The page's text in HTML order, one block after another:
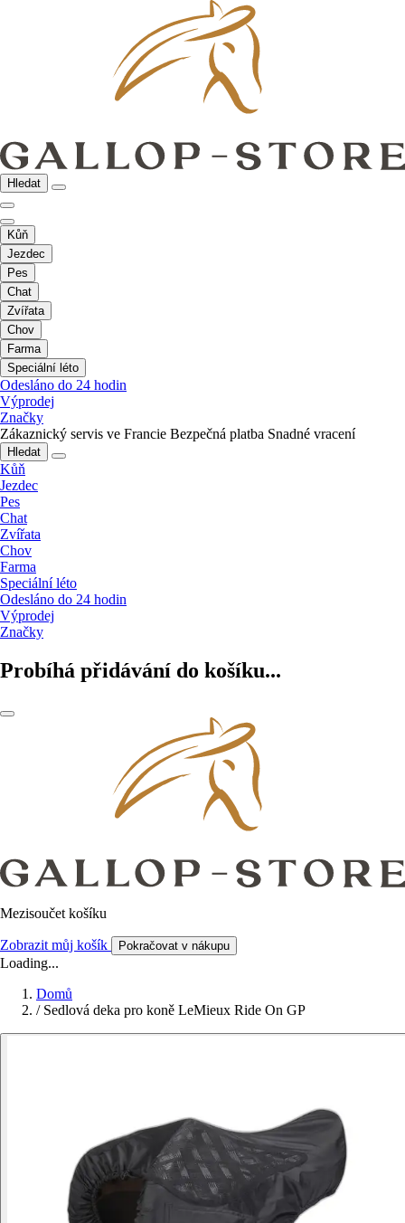
Hledat
Kůň
Jezdec
Pes
Chat
Zvířata
Chov
Farma
Speciální léto
Odesláno do 24 hodin
Výprodej
Značky
Zákaznický servis ve Francie Bezpečná platba Snadné vracení
Hledat
Kůň
Jezdec
Pes
Chat
Zvířata
Chov
Farma
Speciální léto
Odesláno do 24 hodin
Výprodej
Značky
Probíhá přidávání do košíku...
Mezisoučet košíku
Zobrazit můj košík Pokračovat v nákupu
Loading...
Domů
/ Sedlová deka pro koně LeMieux Ride On GP